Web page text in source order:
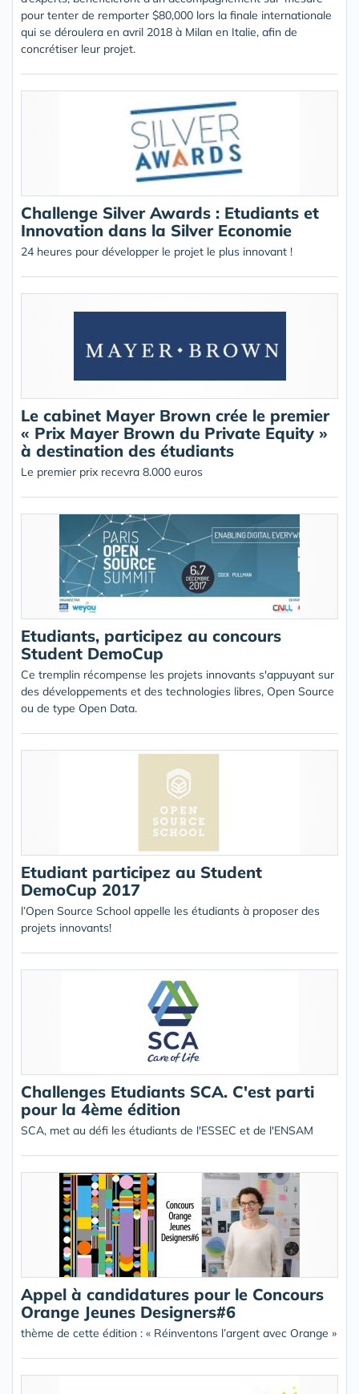
pour tenter de remporter $80,000 lors la finale internationale
qui se déroulera en avril 2018 à Milan en Italie, afin de
concrétiser leur projet.
Challenge Silver Awards : Etudiants et
Innovation dans la Silver Economie
24 heures pour développer le projet le plus innovant !
Le cabinet Mayer Brown crée le premier
« Prix Mayer Brown du Private Equity »
à destination des étudiants
Le premier prix recevra 8.000 euros
Etudiants, participez au concours
Student DemoCup
Ce tremplin récompense les projets innovants s'appuyant sur
des développements et des technologies libres, Open Source
ou de type Open Data.
Etudiant participez au Student
DemoCup 2017
l’Open Source School appelle les étudiants à proposer des
projets innovants!
Challenges Etudiants SCA. C'est parti
pour la 4ème édition
SCA, met au défi les étudiants de l'ESSEC et de l'ENSAM
Appel à candidatures pour le Concours
Orange Jeunes Designers#6
thème de cette édition : « Réinventons l’argent avec Orange »